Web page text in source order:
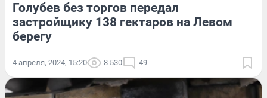
Голубев без торгов передал
застройщику 138 гектаров на Левом
берегу
4 апреля, 2024, 15:20 8 530 49